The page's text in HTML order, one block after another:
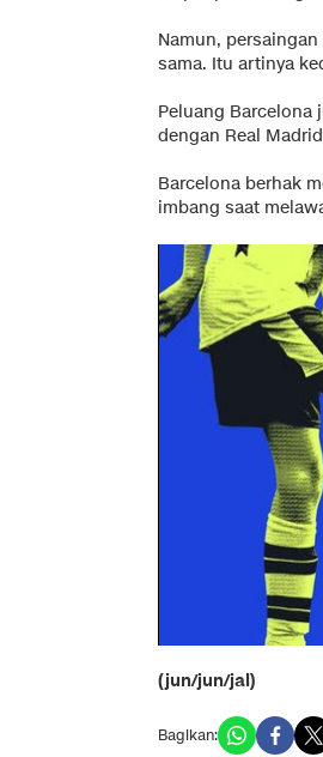
Namun,
sama. Itu artinya
Peluang Barcelona
dengan Real
Barcelona berhak
imbang saat
(jun/jun/jal)
Bagikan: